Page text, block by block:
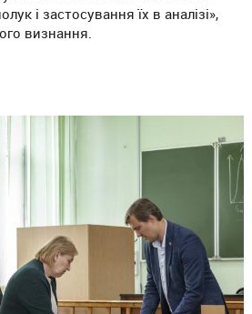
і застосування їх в аналізі»,
визнання.